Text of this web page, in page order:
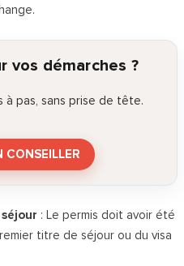
vos démarches ?
à pas, sans prise de tête.
CONSEILLER
: Le permis doit avoir été
titre de séjour ou du visa